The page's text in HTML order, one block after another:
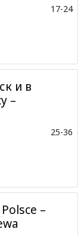
17-24
и в
–
25-36
–